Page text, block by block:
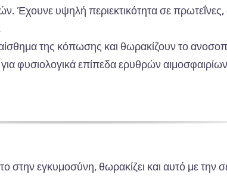
Έχουνε υψηλή περιεκτικότητα σε πρωτεΐνες,
της κόπωσης και θωρακίζουν το
για φυσιολογικά επίπεδα ερυθρών
στην εγκυμοσύνη, θωρακίζει και αυτό με την